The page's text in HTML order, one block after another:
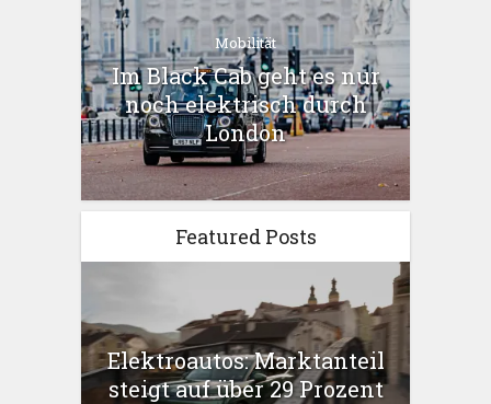
Mobilität
Im Black Cab geht es nur
noch elektrisch durch
London
Featured Posts
Elektroautos: Marktanteil
steigt auf über 29 Prozent